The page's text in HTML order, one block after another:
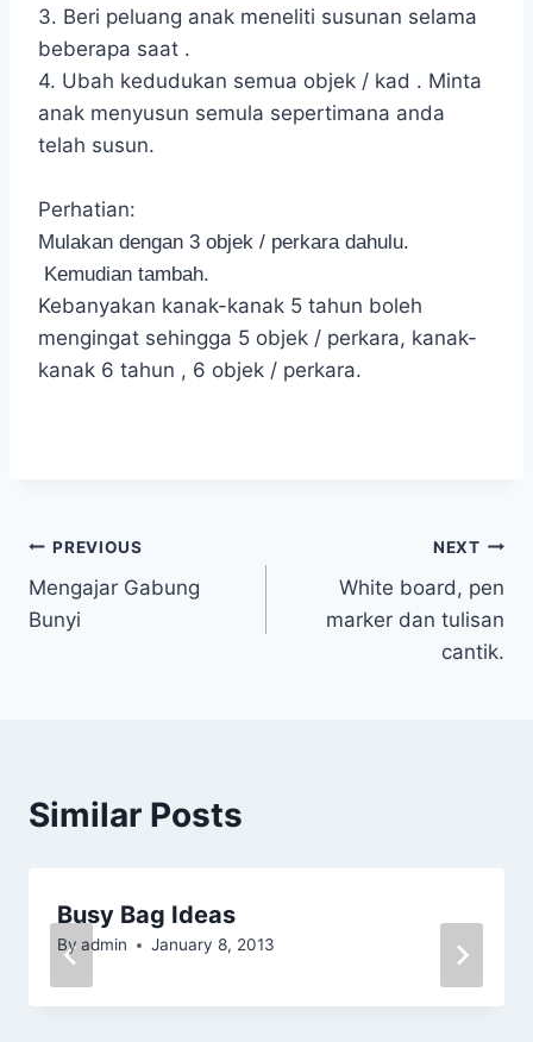
3. Beri peluang anak meneliti susunan selama
beberapa saat .
4. Ubah kedudukan semua objek / kad . Minta
anak menyusun semula sepertimana anda
telah susun.
Perhatian:
Mulakan dengan 3 objek / perkara dahulu.
Kemudian tambah.
Kebanyakan kanak-kanak 5 tahun boleh
mengingat sehingga 5 objek / perkara, kanak-
kanak 6 tahun , 6 objek / perkara.
Post
navigation
PREVIOUS
Mengajar Gabung
Bunyi
NEXT
White board, pen
marker dan tulisan
cantik.
Similar Posts
Busy Bag Ideas
By admin January 8, 2013